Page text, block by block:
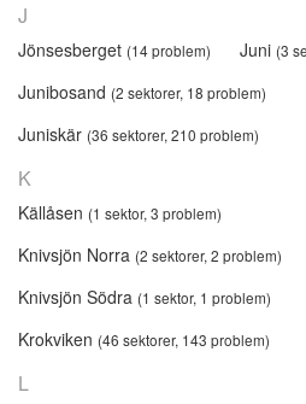
J
Jönsesberget (14 problem) Juni (3
Junibosand (2 sektorer, 18 problem)
Juniskär (36 sektorer, 210 problem)
K
Källåsen (1 sektor, 3 problem)
Knivsjön Norra (2 sektorer, 2 problem)
Knivsjön Södra (1 sektor, 1 problem)
Krokviken (46 sektorer, 143 problem)
L